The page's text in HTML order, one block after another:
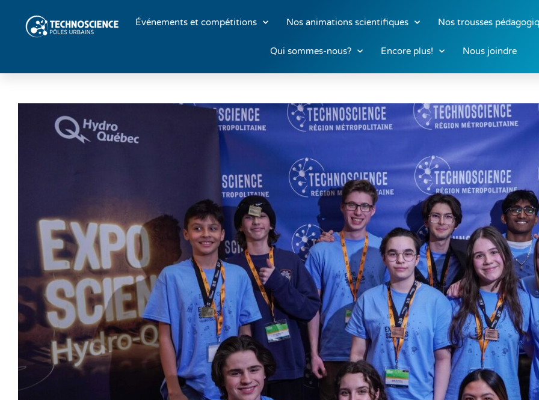
Événements et compétitions Nos animations scientifiques Nos trousses
Qui sommes-nous? Encore plus! Nous joindre